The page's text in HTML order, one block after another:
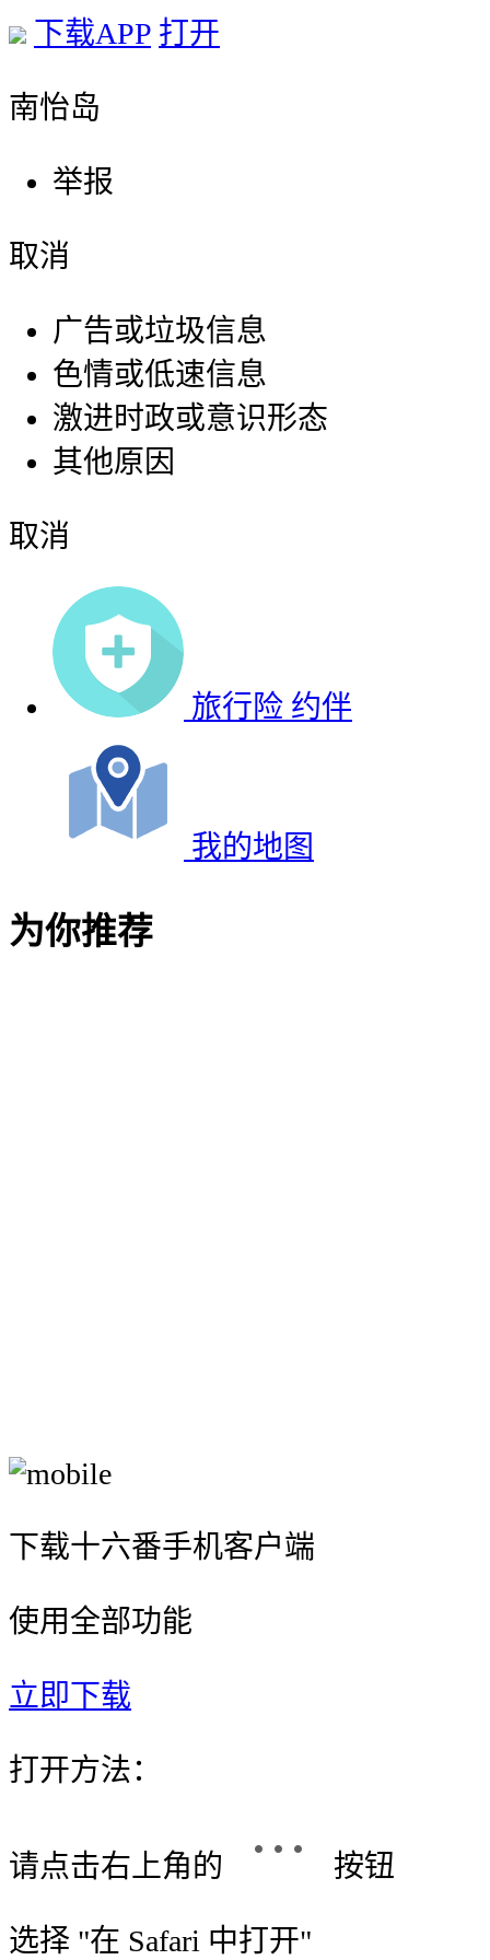
下载APP 打开
南怡岛
举报
取消
广告或垃圾信息
色情或低速信息
激进时政或意识形态
其他原因
取消
旅行险 约伴
我的地图
为你推荐
下载十六番手机客户端
使用全部功能
立即下载
打开方法：
请点击右上角的 按钮
选择 "在 Safari 中打开"